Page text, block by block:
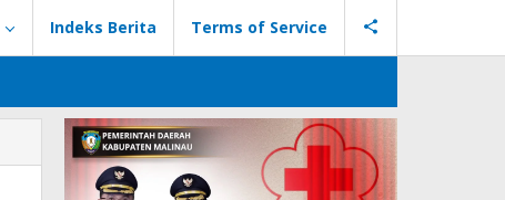
Indeks Berita Terms of Service